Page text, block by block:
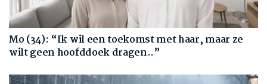
Mo (34): “Ik wil een toekomst met haar, maar ze
wilt geen hoofddoek dragen..”